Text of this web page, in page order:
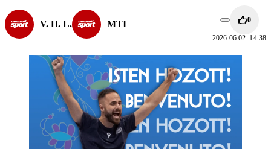
V. H. L. MTI 0
2026.06.02. 14:38